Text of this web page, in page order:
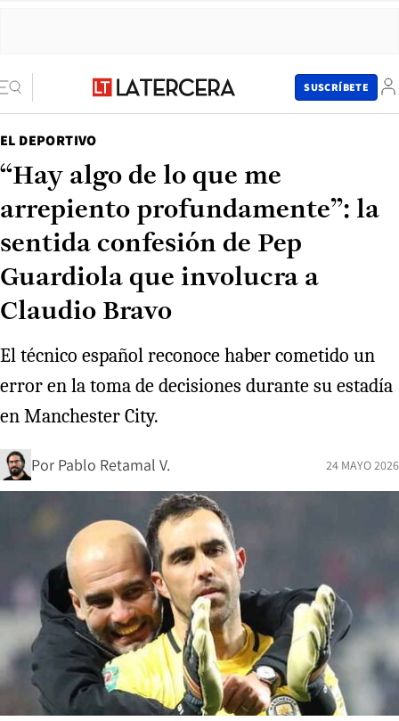
SUSCRÍBETE
EL DEPORTIVO
“Hay algo de lo que me
arrepiento profundamente”: la
sentida confesión de Pep
Guardiola que involucra a
Claudio Bravo
El técnico español reconoce haber cometido un
error en la toma de decisiones durante su estadía
en Manchester City.
Por Pablo Retamal V. 24 MAYO 2026